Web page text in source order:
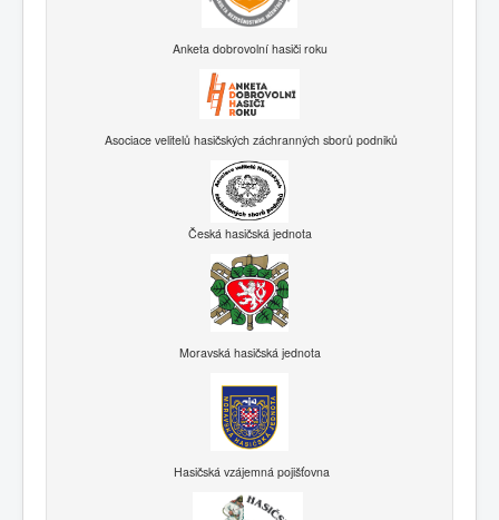
Anketa dobrovolní hasiči roku
Asociace velitelů hasičských záchranných sborů podniků
Česká hasičská jednota
Moravská hasičská jednota
Hasičská vzájemná pojišťovna